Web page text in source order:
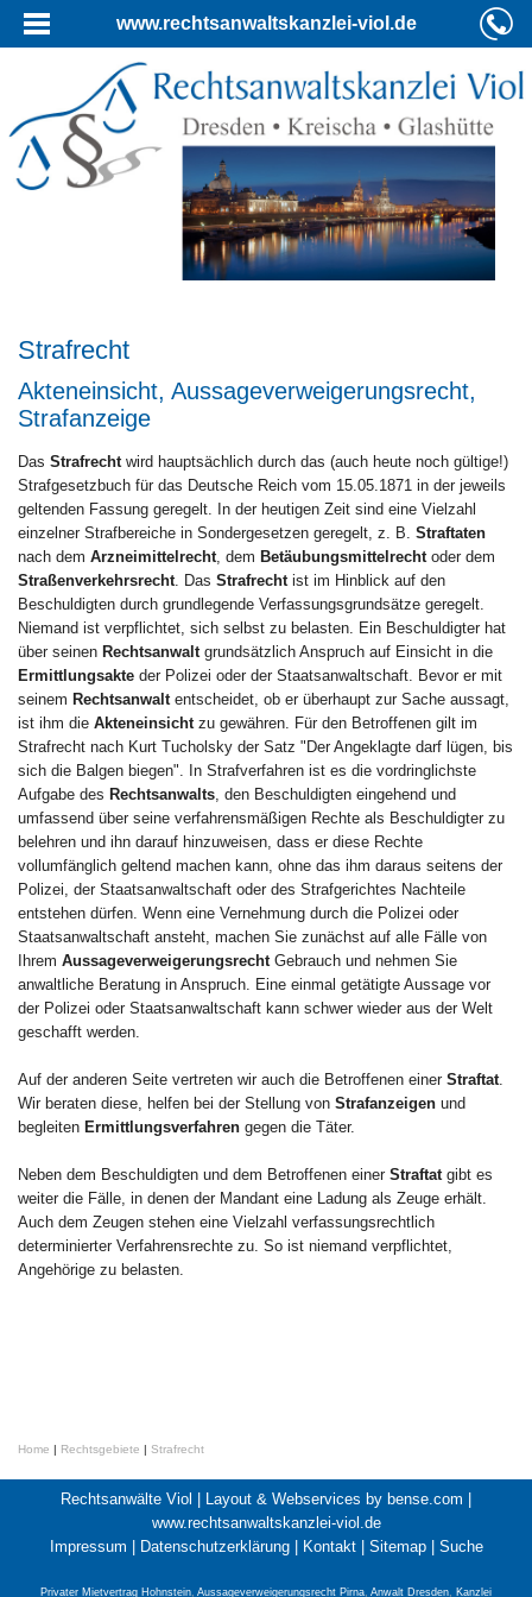
www.rechtsanwaltskanzlei-viol.de
Strafrecht
Akteneinsicht, Aussageverweigerungsrecht,
Strafanzeige
Das Strafrecht wird hauptsächlich durch das (auch heute noch gültige!)
Strafgesetzbuch für das Deutsche Reich vom 15.05.1871 in der jeweils
geltenden Fassung geregelt. In der heutigen Zeit sind eine Vielzahl
einzelner Strafbereiche in Sondergesetzen geregelt, z. B. Straftaten
nach dem Arzneimittelrecht , dem Betäubungsmittelrecht oder dem
Straßenverkehrsrecht . Das Strafrecht ist im Hinblick auf den
Beschuldigten durch grundlegende Verfassungsgrundsätze geregelt.
Niemand ist verpflichtet, sich selbst zu belasten. Ein Beschuldigter hat
über seinen Rechtsanwalt grundsätzlich Anspruch auf Einsicht in die
Ermittlungsakte der Polizei oder der Staatsanwaltschaft. Bevor er mit
seinem Rechtsanwalt entscheidet, ob er überhaupt zur Sache aussagt,
ist ihm die Akteneinsicht zu gewähren. Für den Betroffenen gilt im
Strafrecht nach Kurt Tucholsky der Satz "Der Angeklagte darf lügen, bis
sich die Balgen biegen". In Strafverfahren ist es die vordringlichste
Aufgabe des Rechtsanwalts , den Beschuldigten eingehend und
umfassend über seine verfahrensmäßigen Rechte als Beschuldigter zu
belehren und ihn darauf hinzuweisen, dass er diese Rechte
vollumfänglich geltend machen kann, ohne das ihm daraus seitens der
Polizei, der Staatsanwaltschaft oder des Strafgerichtes Nachteile
entstehen dürfen. Wenn eine Vernehmung durch die Polizei oder
Staatsanwaltschaft ansteht, machen Sie zunächst auf alle Fälle von
Ihrem Aussageverweigerungsrecht Gebrauch und nehmen Sie
anwaltliche Beratung in Anspruch. Eine einmal getätigte Aussage vor
der Polizei oder Staatsanwaltschaft kann schwer wieder aus der Welt
geschafft werden.
Auf der anderen Seite vertreten wir auch die Betroffenen einer Straftat
Wir beraten diese, helfen bei der Stellung von Strafanzeigen und
begleiten Ermittlungsverfahren gegen die Täter.
Neben dem Beschuldigten und dem Betroffenen einer Straftat gibt es
weiter die Fälle, in denen der Mandant eine Ladung als Zeuge erhält.
Auch dem Zeugen stehen eine Vielzahl verfassungsrechtlich
determinierter Verfahrensrechte zu. So ist niemand verpflichtet,
Angehörige zu belasten.
Home | Rechtsgebiete | Strafrecht
Rechtsanwälte Viol | Layout & Webservices by bense.com |
www.rechtsanwaltskanzlei-viol.de
Impressum | Datenschutzerklärung| Kontakt| Sitemap| Suche
Privater Mietvertrag Hohnstein, Aussageverweigerungsrecht Pirna, Anwalt Dresden, Kanzlei